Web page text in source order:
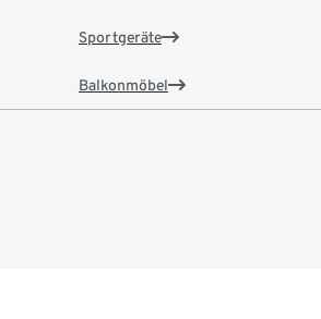
Sportgeräte
Balkonmöbel